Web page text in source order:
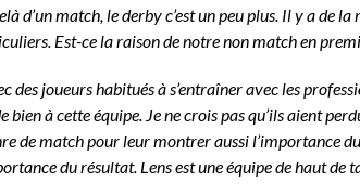
d’un match, le derby c’est un peu plus. Il y a de
Est-ce la raison de notre non match en
des joueurs habitués à s’entraîner avec les
à cette équipe. Je ne crois pas qu’ils aient
de match pour leur montrer aussi l’importance
du résultat. Lens est une équipe de haut de